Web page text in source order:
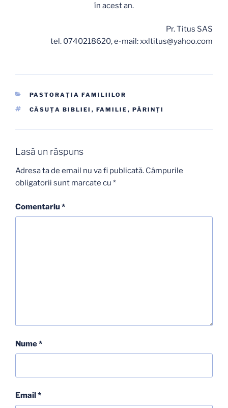
în acest an.
Pr. Titus SAS
tel. 0740218620, e-mail: xxltitus@yahoo.com
CATEGORII
PASTORAŢIA FAMILIILOR
ETICHETE
CĂSUŢA BIBLIEI , FAMILIE , PĂRINŢI
Lasă un răspuns
Adresa ta de email nu va fi publicată. Câmpurile
obligatorii sunt marcate cu *
Comentariu*
Nume*
Email*